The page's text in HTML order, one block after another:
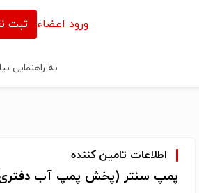
ورود اعضاء ثبت
به راهنمایی
اطلاعات تامین کننده
پمپ سنتر (پخش پمپ آب